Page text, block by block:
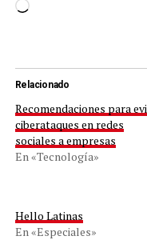
Cargando...
Relacionado
Recomendaciones para
ciberataques en redes
sociales a empresas
En «Tecnología»
Hello Latinas
En «Especiales»